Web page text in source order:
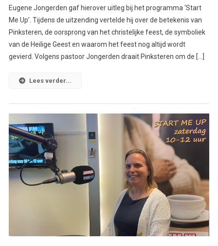
Eugene Jongerden gaf hierover uitleg bij het programma ‘Start
Me Up’. Tijdens de uitzending vertelde hij over de betekenis van
Pinksteren, de oorsprong van het christelijke feest, de symboliek
van de Heilige Geest en waarom het feest nog altijd wordt
gevierd. Volgens pastoor Jongerden draait Pinksteren om de […]
Lees verder...